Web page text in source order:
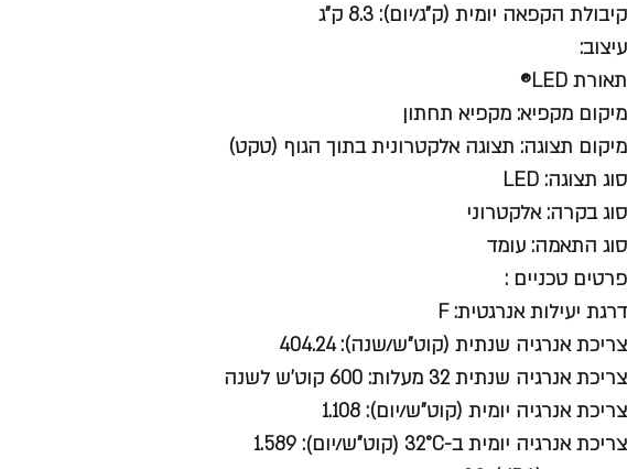
קיבולת הקפאה יומית (ק"ג/יום): 8.3 ק"ג
עיצוב:
תאורת LED®
מיקום מקפיא: מקפיא תחתון
מיקום תצוגה: תצוגה אלקטרונית בתוך הגוף (טקט)
סוג תצוגה: LED
סוג בקרה: אלקטרוני
סוג התאמה: עומד
פרטים טכניים :
דרגת יעילות אנרגטית: F
צריכת אנרגיה שנתית (קוט"ש/שנה): 404.24
צריכת אנרגיה שנתית 32 מעלות: 600 קוט'ש לשנה
צריכת אנרגיה יומית (קוט"ש/יום): 1.108
צריכת אנרגיה יומית ב-32°C (קוט"ש/יום): 1.589